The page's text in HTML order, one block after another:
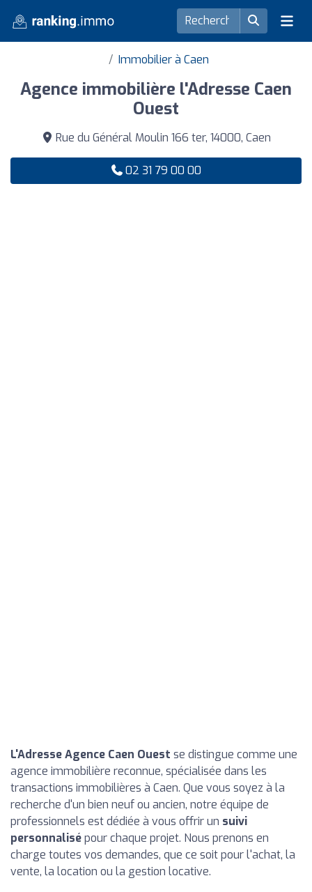
Immobilier à Caen
Agence immobilière l'Adresse Caen
Ouest
Rue du Général Moulin 166 ter, 14000, Caen
02 31 79 00 00
L'Adresse Agence Caen Ouest se distingue comme une
agence immobilière reconnue, spécialisée dans les
transactions immobilières à Caen. Que vous soyez à la
recherche d'un bien neuf ou ancien, notre équipe de
professionnels est dédiée à vous offrir un suivi
personnalisépour chaque projet. Nous prenons en
charge toutes vos demandes, que ce soit pour l'achat, la
vente, la location ou la gestion locative.